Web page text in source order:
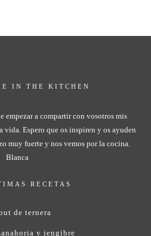
IN THE KITCHEN
empezar a compartir con vosotros mis
vida. Espero que os inspiren y os ayuden
muy fuerte y nos vemos por la cocina.
Blanca
RECETAS
de ternera
y jengibre